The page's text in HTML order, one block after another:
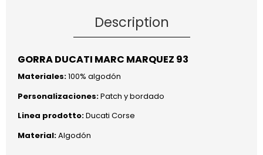
Description
GORRA DUCATI MARC MARQUEZ 93
Materiales:100% algodón
Personalizaciones:Patch y bordado
Linea prodotto:Ducati Corse
Material:Algodón